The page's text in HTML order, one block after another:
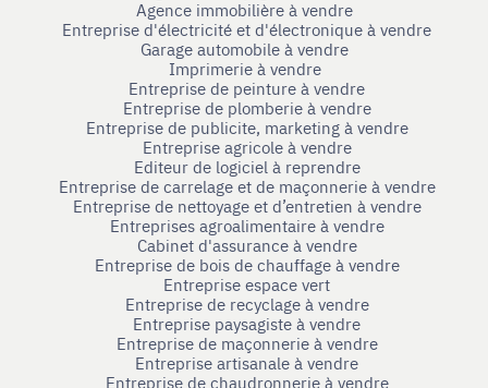
Agence immobilière à vendre
Entreprise d'électricité et d'électronique à vendre
Garage automobile à vendre
Imprimerie à vendre
Entreprise de peinture à vendre
Entreprise de plomberie à vendre
Entreprise de publicite, marketing à vendre
Entreprise agricole à vendre
Editeur de logiciel à reprendre
Entreprise de carrelage et de maçonnerie à vendre
Entreprise de nettoyage et d’entretien à vendre
Entreprises agroalimentaire à vendre
Cabinet d'assurance à vendre
Entreprise de bois de chauffage à vendre
Entreprise espace vert
Entreprise de recyclage à vendre
Entreprise paysagiste à vendre
Entreprise de maçonnerie à vendre
Entreprise artisanale à vendre
Entreprise de chaudronnerie à vendre